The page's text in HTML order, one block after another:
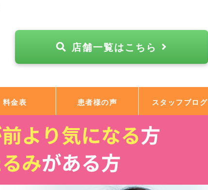
店舗一覧はこちら
料金表 患者様の声 スタッフブログ